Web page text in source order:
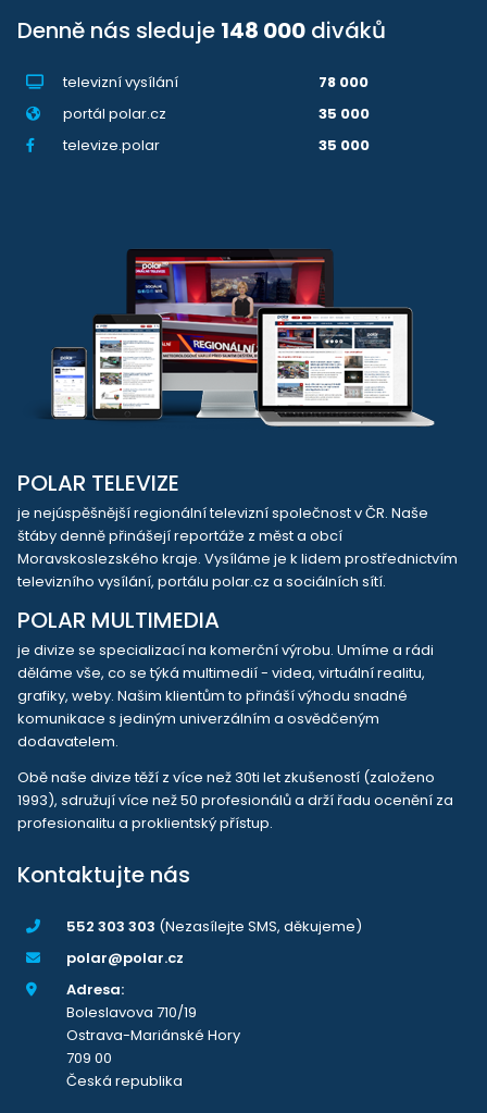
Denně nás sleduje 148 000 diváků
televizní vysílání
78 000
portál polar.cz
35 000
televize.polar
35 000
POLAR TELEVIZE
je nejúspěšnější regionální televizní společnost v ČR. Naše
štáby denně přinášejí reportáže z měst a obcí
Moravskoslezského kraje. Vysíláme je k lidem prostřednictvím
televizního vysílání, portálu polar.cz a sociálních sítí.
POLAR MULTIMEDIA
je divize se specializací na komerční výrobu. Umíme a rádi
děláme vše, co se týká multimedií - videa, virtuální realitu,
grafiky, weby. Našim klientům to přináší výhodu snadné
komunikace s jediným univerzálním a osvědčeným
dodavatelem.
Obě naše divize těží z více než 30ti let zkušeností (založeno
1993), sdružují více než 50 profesionálů a drží řadu ocenění za
profesionalitu a proklientský přístup.
Kontaktujte nás
552 303 303 (Nezasílejte SMS, děkujeme)
polar@polar.cz
Adresa:
Boleslavova 710/19
Ostrava-Mariánské Hory
709 00
Česká republika